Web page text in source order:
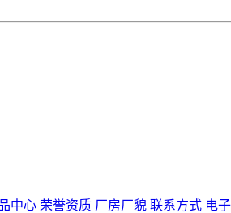
中心 荣誉资质 厂房厂貌 联系方式 电